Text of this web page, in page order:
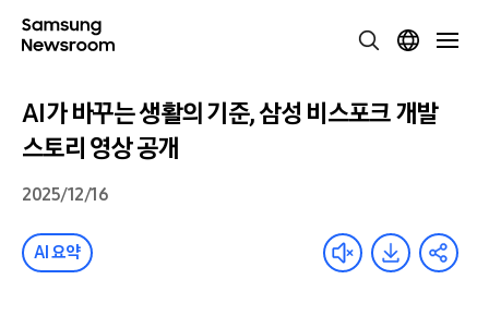
AI가 바꾸는 생활의 기준, 삼성 비스포크 개발
스토리 영상 공개
2025/12/16
AI 요약